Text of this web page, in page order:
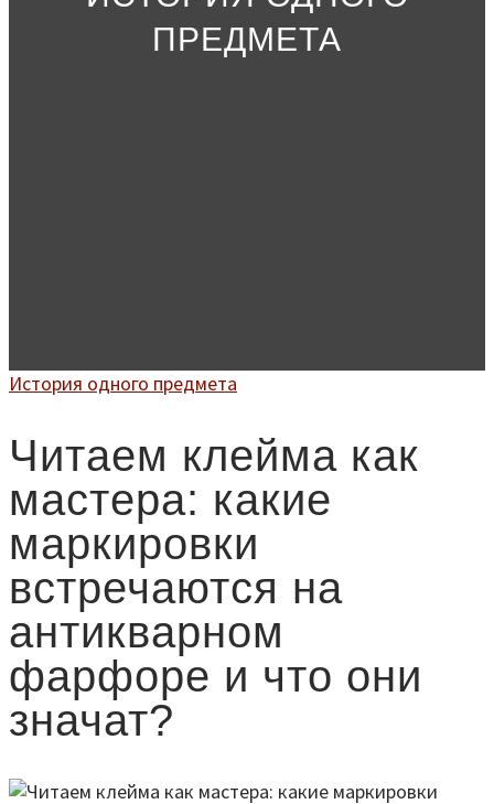
ПРЕДМЕТА
История одного предмета
Читаем клейма как
мастера: какие
маркировки
встречаются на
антикварном
фарфоре и что они
значат?